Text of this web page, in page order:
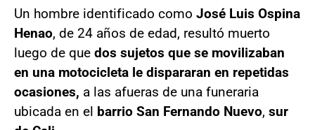
Un hombre identificado como José Luis Ospina
Henao, de 24 años de edad, resultó muerto
luego de que dos sujetos que se movilizaban
en una motocicleta le dispararan en repetidas
ocasiones, a las afueras de una funeraria
ubicada en el barrio San Fernando Nuevo, sur